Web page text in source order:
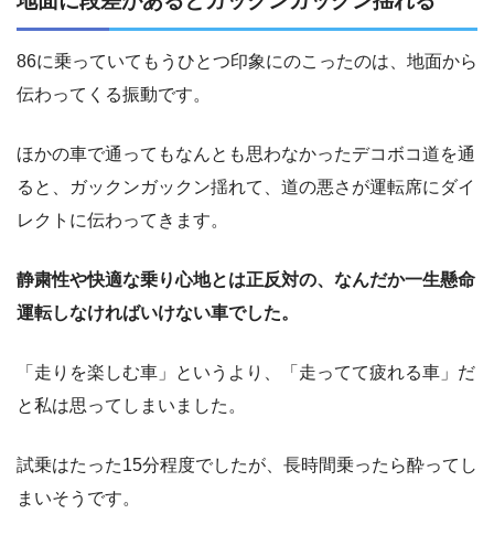
86に乗っていてもうひとつ印象にのこったのは、地面から
伝わってくる振動です。
ほかの車で通ってもなんとも思わなかったデコボコ道を通
ると、ガックンガックン揺れて、道の悪さが運転席にダイ
レクトに伝わってきます。
静粛性や快適な乗り心地とは正反対の、なんだか一生懸命
運転しなければいけない車でした。
「走りを楽しむ車」というより、「走ってて疲れる車」だ
と私は思ってしまいました。
試乗はたった15分程度でしたが、長時間乗ったら酔ってし
まいそうです。